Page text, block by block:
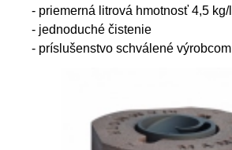
- priemerná litrová hmotnosť 4,5 kg/l
- jednoduché čistenie
- príslušenstvo schválené výrobcom